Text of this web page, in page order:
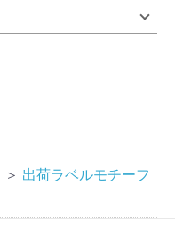
＞ 出荷ラベルモチーフ